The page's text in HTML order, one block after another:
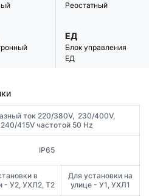
Реостатный
ЕД
Блок управления
ЕД
ток 220/380V, 230/400V,
240/415V частотой 50 Hz
IР65
в
- У2, УХЛ2, Т2
Для установки на
улице - У1, УХЛ1